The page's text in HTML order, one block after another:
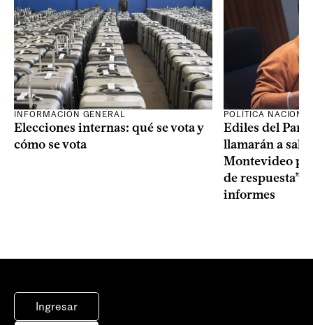
INFORMACIÓN GENERAL
Elecciones internas: qué se vota y
cómo se vota
POLÍTICA
Ediles del
llamarán a sala
Montevideo
de respuesta”
informes
Ingresar